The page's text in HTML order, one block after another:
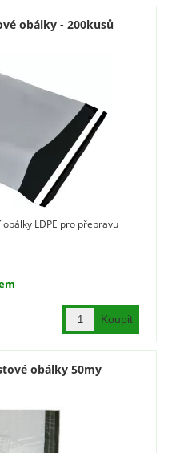
obálky - 200kusů
LDPE pro přepravu
obálky 50my